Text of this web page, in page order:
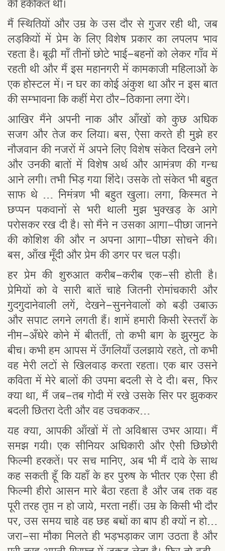
की हकीकत थी।
मैं स्थितियों और उम्र के उस दौर से गुजर रही थी, जब
लड़कियों में प्रेम के लिए विशेष प्रकार का लपलप भाव
रहता है। बूढ़ी माँ तीनों छोटे भाई-बहनों को लेकर गाँव में
रहती थी और मैं इस महानगरी में कामकाजी महिलाओं के
एक होस्टल में। न घर का कोई अंकुश था और न इस बात
की सम्भावना कि कहीं मेरा ठौर-ठिकाना लगा देंगे।
आखिर मैंने अपनी नाक और आँखों को कुछ अधिक
सजग और तेज कर लिया। बस, ऐसा करते ही मुझे हर
नौजवान की नजरों में अपने लिए विशेष संकेत दिखने लगे
और उनकी बातों में विशेष अर्थ और आमंत्रण की गन्ध
आने लगी। तभी भिड़ गया शिंदे। उसके तो संकेत भी बहुत
साफ थे … निमंत्रण भी बहुत खुला। लगा, किस्मत ने
छप्पन पकवानों से भरी थाली मुझ भुक्खड़ के आगे
परोसकर रख दी है। सो मैंने न उसका आगा-पीछा जानने
की कोशिश की और न अपना आगा-पीछा सोचने की।
बस, आँख मूँदी और प्रेम की डगर पर चल पड़ी।
हर प्रेम की शुरुआत करीब-करीब एक-सी होती है।
प्रेमियों को वे सारी बातें चाहे जितनी रोमांचकारी और
गुदगुदानेवाली लगें, देखने-सुननेवालों को बड़ी उबाऊ
और सपाट लगने लगती हैं। शामें हमारी किसी रेस्तराँ के
नीम-अँधेरे कोने में बीततीं, तो कभी बाग के झुरमुट के
बीच। कभी हम आपस में उँगलियाँ उलझाये रहते, तो कभी
वह मेरी लटों से खिलवाड़ करता रहता। एक बार उसने
कविता में मेरे बालों की उपमा बदली से दे दी। बस, फिर
क्या था, मैं जब-तब गोदी में रखे उसके सिर पर झुककर
बदली छितरा देती और वह उचककर…
यह क्या, आपकी आँखों में तो अविश्वास उभर आया। मैं
समझ गयी। एक सीनियर अधिकारी और ऐसी छिछोरी
फिल्मी हरकतें। पर सच मानिए, अब भी मैं दावे के साथ
कह सकती हूँ कि यहाँ के हर पुरुष के भीतर एक ऐसा ही
फिल्मी हीरो आसन मारे बैठा रहता है और जब तक वह
पूरी तरह तृप्त न हो जाये, मरता नहीं। उम्र के किसी भी दौर
पर, उस समय चाहे वह छह बच्चों का बाप ही क्यों न हो…
जरा-सा मौका मिलते ही भड़भड़ाकर जाग उठता है और